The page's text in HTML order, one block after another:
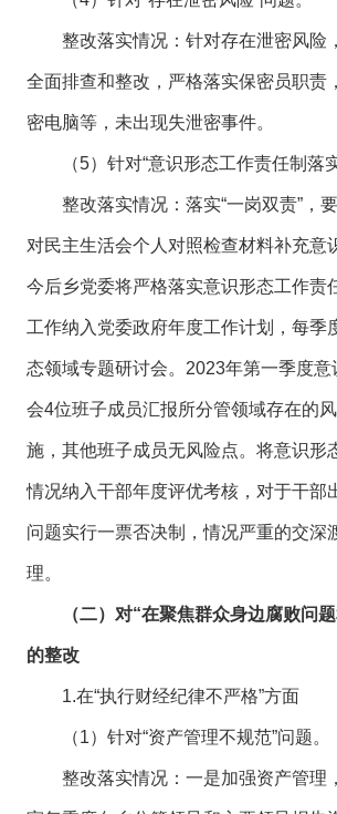
整改落实情况：针对存在泄密风险
全面排查和整改，严格落实保密员职责
密电脑等，未出现失泄密事件。
（5）针对“意识形态工作责任制落实
整改落实情况：落实“一岗双责”，
对民主生活会个人对照检查材料补充意
今后乡党委将严格落实意识形态工作责
工作纳入党委政府年度工作计划，每季
态领域专题研讨会。2023年第一季度
会4位班子成员汇报所分管领域存在的
施，其他班子成员无风险点。将意识形
情况纳入干部年度评优考核，对于干部
问题实行一票否决制，情况严重的交深
理。
（二）对“在聚焦群众身边腐败问
的整改
1.在“执行财经纪律不严格”方面
（1）针对“资产管理不规范”问题。
整改落实情况：一是加强资产管理